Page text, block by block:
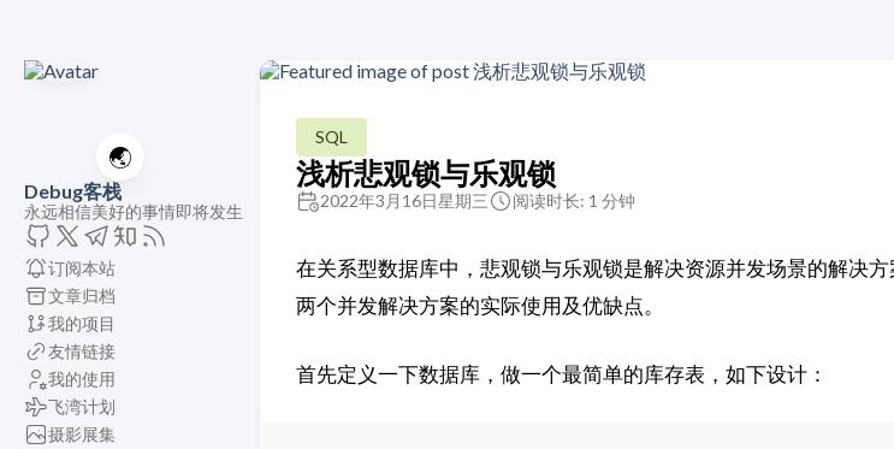
🌏
Debug客栈
永远相信美好的事情即将发生
订阅本站
文章归档
我的项目
友情链接
我的使用
飞湾计划
摄影展集
SQL
浅析悲观锁与乐观锁
2022年3月16日星期三 阅读时长: 1 分钟
在关系型数据库中，悲观锁与乐观锁是解决资源并发场景的解决
两个并发解决方案的实际使用及优缺点。
首先定义一下数据库，做一个最简单的库存表，如下设计：